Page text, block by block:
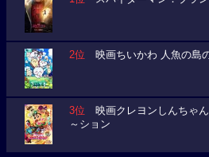
2位 映画ちいかわ 人魚の島
3位 映画クレヨンしんちゃ
～ション